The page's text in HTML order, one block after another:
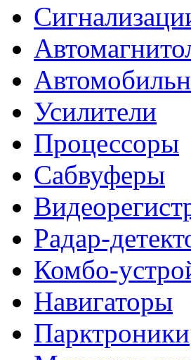
Усилители
Процессоры
Сабвуферы
Радар-
Комбо-
Навигаторы
Парктроники